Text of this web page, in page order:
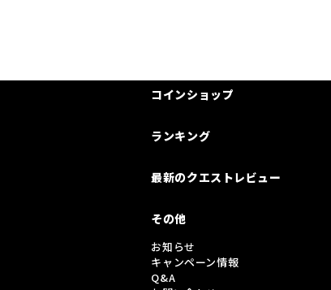
コインショップ
ランキング
最新のクエストレビュー
その他
お知らせ
キャンペーン情報
Q&A